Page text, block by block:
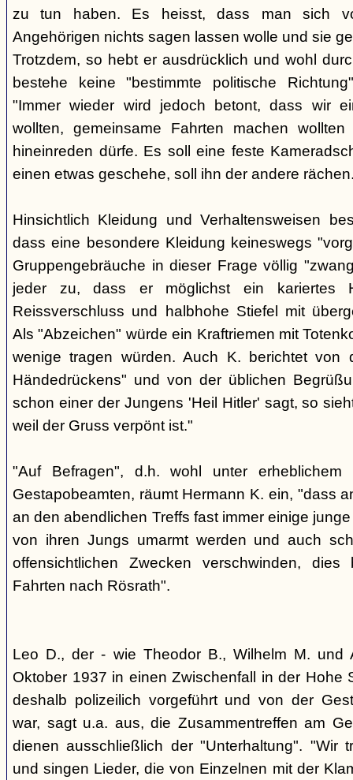
zu tun haben. Es heisst, dass man sich
Angehörigen nichts sagen lassen wolle und sie
Trotzdem, so hebt er ausdrücklich und wohl
bestehe keine "bestimmte politische
"Immer wieder wird jedoch betont, dass wir
wollten, gemeinsame Fahrten machen
hineinreden dürfe. Es soll eine feste
einen etwas geschehe, soll ihn der andere
Hinsichtlich Kleidung und Verhaltensweisen
dass eine besondere Kleidung keineswegs
Gruppengebräuche in dieser Frage völlig
jeder zu, dass er möglichst ein kariertes
Reissverschluss und halbhohe Stiefel mit
Als "Abzeichen" würde ein Kraftriemen mit
wenige tragen würden. Auch K. berichtet von
Händedrückens" und von der üblichen
schon einer der Jungens 'Heil Hitler' sagt, so
weil der Gruss verpönt ist."
"Auf Befragen", d.h. wohl unter erheblichem
Gestapobeamten, räumt Hermann K. ein, "dass
an den abendlichen Treffs fast immer einige
von ihren Jungs umarmt werden und auch
offensichtlichen Zwecken verschwinden,
Fahrten nach Rösrath".
Leo D., der - wie Theodor B., Wilhelm M. und
Oktober 1937 in einen Zwischenfall in der Hohe
deshalb polizeilich vorgeführt und von der
war, sagt u.a. aus, die Zusammentreffen am
dienen ausschließlich der "Unterhaltung". "Wir
und singen Lieder, die von Einzelnen mit der